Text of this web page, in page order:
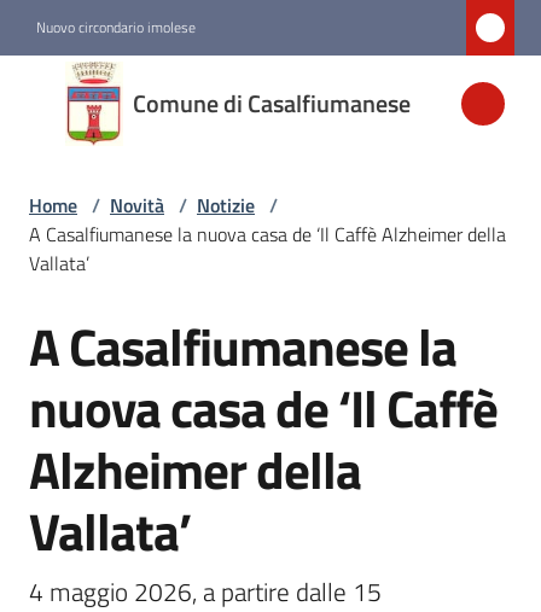
Nuovo circondario imolese
Comune di Casalfiumanese
Comune di
Casalfiumanese
Amministrazione
Vivere
Casalfiumanese
Home / Novità / Notizie /
A Casalfiumanese la nuova casa de ‘Il Caffè Alzheimer della
Vallata’
Salta al contenuto
A Casalfiumanese la
nuova casa de ‘Il Caffè
Alzheimer della
Vallata’
4 maggio 2026, a partire dalle 15